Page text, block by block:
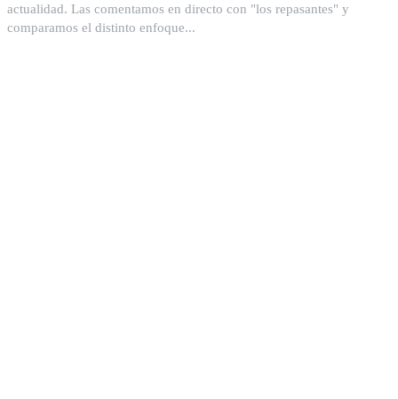
actualidad. Las comentamos en directo con "los repasantes" y
comparamos el distinto enfoque...